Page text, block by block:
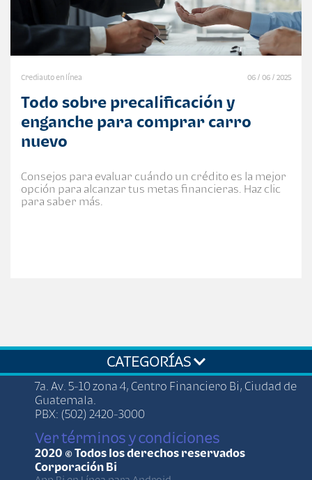
Crediauto en línea 06 / 06 / 2025
Todo sobre precalificación y
enganche para comprar carro
nuevo
Consejos para evaluar cuándo un crédito es la mejor
opción para alcanzar tus metas financieras. Haz clic
para saber más.
CATEGORÍAS
7a. Av. 5-10 zona 4, Centro Financiero Bi, Ciudad de
Guatemala.
PBX: (502) 2420-3000
Ver términos y condiciones
2020 © Todos los derechos reservados
Corporación Bi